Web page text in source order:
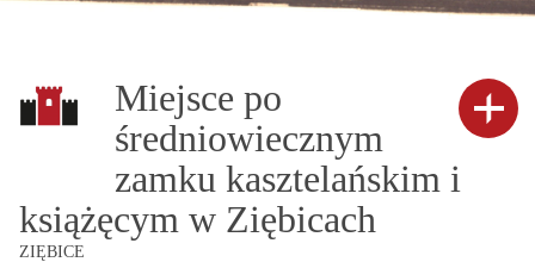
Miejsce po
średniowiecznym
zamku kasztelańskim i
książęcym w Ziębicach
ZIĘBICE